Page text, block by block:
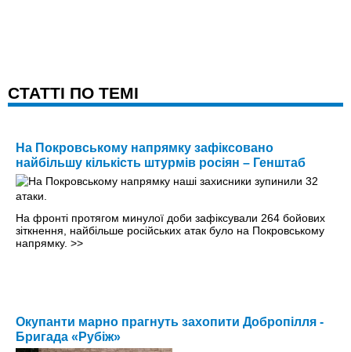
CТАТТІ ПО ТЕМІ
На Покровському напрямку зафіксовано
найбільшу кількість штурмів росіян – Генштаб
На фронті протягом минулої доби зафіксували 264 бойових
зіткнення, найбільше російських атак було на Покровському
напрямку. >>
Окупанти марно прагнуть захопити Добропілля -
Бригада «Рубіж»